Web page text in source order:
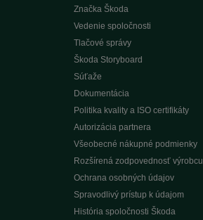
Značka Škoda
Vedenie spoločnosti
Tlačové správy
Škoda Storyboard
Súťaže
Dokumentácia
Politika kvality a ISO certifikáty
Autorizácia partnera
Všeobecné nákupné podmienky
Rozšírená zodpovednosť výrobcu
Ochrana osobných údajov
Spravodlivý prístup k údajom
História spoločnosti Škoda